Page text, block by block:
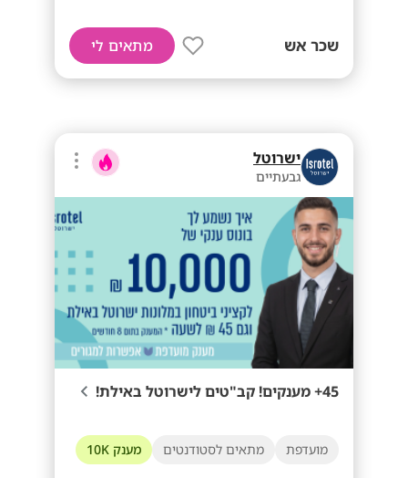
שכר אש מתאים לי
ישרוטל
גבעתיים
45+ מענקים! קב"טים לישרוטל באילת!
מועדפת מתאים לסטודנטים מענק 10K